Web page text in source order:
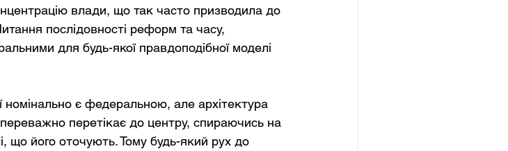
влади, що так часто призводила до
послідовності реформ та часу,
для будь-якої правдоподібної моделі
номінально є федеральною, але архітектура
перетікає до центру, спираючись на
що його оточують. Тому будь-який рух до